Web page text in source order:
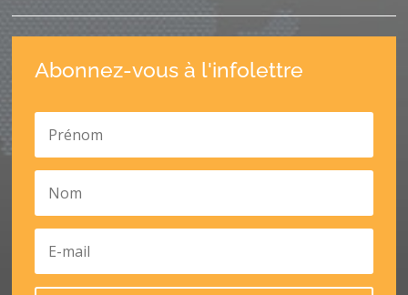
Abonnez-vous à l'infolettre